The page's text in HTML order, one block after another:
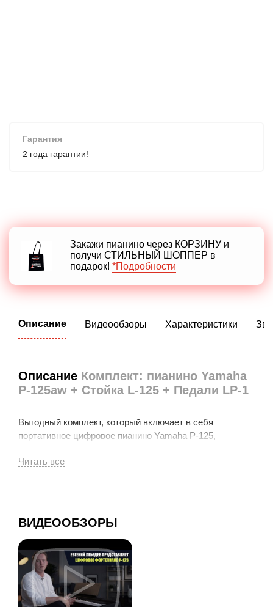
Гарантия
2 года гарантии!
Закажи пианино через КОРЗИНУ и
получи СТИЛЬНЫЙ ШОППЕР в
подарок! *Подробности
Описание Видеообзоры Характеристики
Описание Комплект: пианино Yamaha
P-125aw + Стойка L-125 + Педали LP-1
Выгодный комплект, который включает в себя
портативное цифровое пианино Yamaha P-125,
Yamaha LP-1.
цифровое пианино, в котором невероятное звучание
сочетается с минималистским удобным для
пользователя дизайном. В инструменте используется
уникальный генератор тона Pure CF Sound Engine,
являющийся результатом соединения более чем
столетнего опыта создания акустических пианино и
достижений самых современных технологий. P-125
ВИДЕООБЗОРЫ